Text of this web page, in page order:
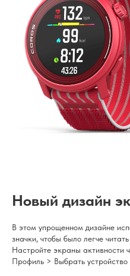
Новый дизайн
В этом упрощенном дизайне
значки, чтобы было легче
Настройте экраны активности
Профиль > Выбрать